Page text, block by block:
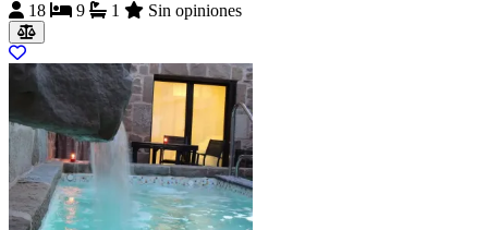
18
9 1 Sin opiniones